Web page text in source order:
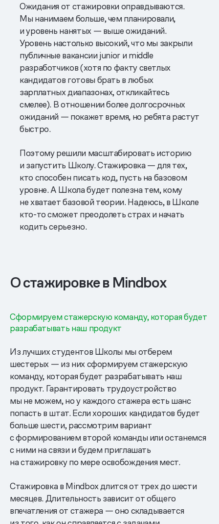
Ожидания от стажировки оправдываются.
Мы нанимаем больше, чем планировали,
и уровень нанятых — выше ожиданий.
Уровень настолько высокий, что мы закрыли
публичные вакансии junior и middle
разработчиков (хотя по факту светлых
кандидатов готовы брать в любых
зарплатных диапазонах, откликайтесь
смелее). В отношении более долгосрочных
ожиданий — покажет время, но ребята растут
быстро.
Поэтому решили масштабировать историю
и запустить Школу. Стажировка — для тех,
кто способен писать код, пусть на базовом
уровне. А Школа будет полезна тем, кому
не хватает базовой теории. Надеюсь, в Школе
кто-то сможет преодолеть страх и начать
кодить серьезно.
О стажировке в Mindbox
Сформируем стажерскую команду, которая будет
разрабатывать наш продукт
Из лучших студентов Школы мы отберем
шестерых — из них сформируем стажерскую
команду, которая будет разрабатывать наш
продукт. Гарантировать трудоустройство
мы не можем, но у каждого стажера есть шанс
попасть в штат. Если хороших кандидатов будет
больше шести, рассмотрим вариант
с формированием второй команды или останемся
с ними на связи и будем приглашать
на стажировку по мере освобождения мест.
Стажировка в Mindbox длится от трех до шести
месяцев. Длительность зависит от общего
впечатления от стажера — оно складывается